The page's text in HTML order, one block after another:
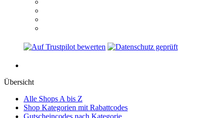
Alle Shops A bis Z
Wunschgutschein
Top Gutscheine